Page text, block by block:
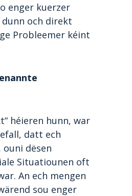
enger kuerzer
dunn och direkt
Probleemer kéint
héieren hunn, war
datt ech
dësen
Situatiounen oft
An ech mengen
sou enger